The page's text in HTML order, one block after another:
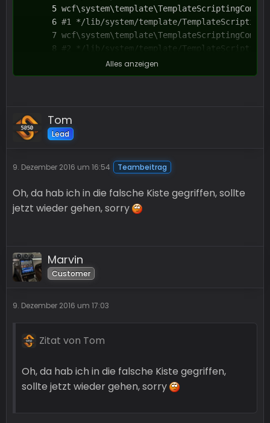
Alles anzeigen
Tom
Lead
9. Dezember 2016 um 16:54 Teambeitrag
Oh, da hab ich in die falsche Kiste gegriffen, sollte
jetzt wieder gehen, sorry
Marvin
Customer
9. Dezember 2016 um 17:03
Zitat von Tom
Oh, da hab ich in die falsche Kiste gegriffen,
sollte jetzt wieder gehen, sorry